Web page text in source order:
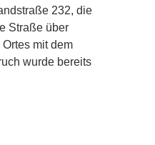
232, die
Straße über
mit dem
wurde bereits